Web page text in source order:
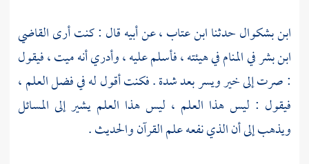
ابن بشكوالحدثناابن عتاب، عن أبيه قال : كنت أرى القاضي
ابن بشرفي المنام في هيئته ، فأسلم عليه ، وأدري أنه ميت ، فيقول
: صرت إلى خير ويسر بعد شدة . فكنت أقول له في فضل العلم ،
فيقول : ليس هذا العلم ، ليس هذا العلم يشير إلى المسائل
ويذهب إلى أن الذي نفعه علم القرآن والحديث .